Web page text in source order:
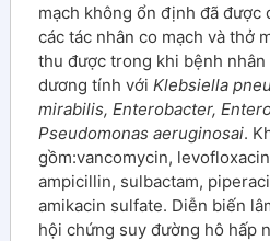
mạch không ổn định đã
các tác nhân co mạch và thở
thu được trong khi bệnh nhân
dương tính với Klebsiella
mirabilis, Enterobacter,
Pseudomonas aeruginosai.
gồm:vancomycin,
ampicillin, sulbactam,
amikacin sulfate. Diễn biến
hội chứng suy đường hô hấp